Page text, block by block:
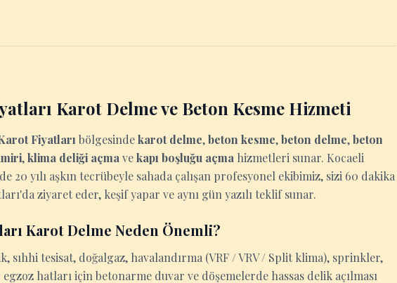
Karot Delme ve Beton Kesme Hizmeti
Fiyatları bölgesindekarot delme,beton kesme,beton delme,beton
,klima deliği açma vekapı boşluğu açma hizmetleri sunar. Kocaeli
20 yılı aşkın tecrübeyle sahada çalışan profesyonel ekibimiz, sizi 60 dakika
ziyaret eder, keşif yapar ve aynı gün yazılı teklif sunar.
Karot Delme Neden Önemli?
sıhhi tesisat, doğalgaz, havalandırma (VRF / VRV / Split klima), sprinkler,
hatları için betonarme duvar ve döşemelerde hassas delik açılması